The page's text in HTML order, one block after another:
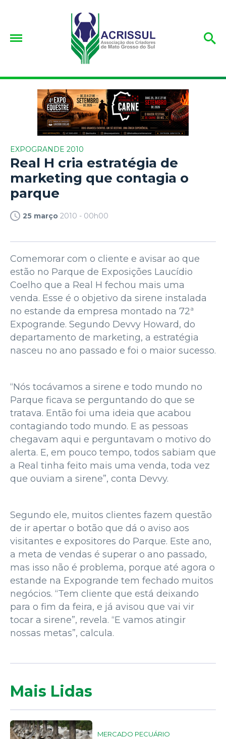
EXPOGRANDE 2010
Real H cria estratégia de
marketing que contagia o
parque
25 março 2010 - 00h00
Comemorar com o cliente e avisar ao que
estão no Parque de Exposições Laucídio
Coelho que a Real H fechou mais uma
venda. Esse é o objetivo da sirene instalada
no estande da empresa montado na 72ª
Expogrande. Segundo Devvy Howard, do
departamento de marketing, a estratégia
nasceu no ano passado e foi o maior sucesso.
“Nós tocávamos a sirene e todo mundo no
Parque ficava se perguntando do que se
tratava. Então foi uma ideia que acabou
contagiando todo mundo. E as pessoas
chegavam aqui e perguntavam o motivo do
alerta. E, em pouco tempo, todos sabiam que
a Real tinha feito mais uma venda, toda vez
que ouviam a sirene”, conta Devvy.
Segundo ele, muitos clientes fazem questão
de ir apertar o botão que dá o aviso aos
visitantes e expositores do Parque. Este ano,
a meta de vendas é superar o ano passado,
mas isso não é problema, porque até agora o
estande na Expogrande tem fechado muitos
negócios. “Tem cliente que está deixando
para o fim da feira, e já avisou que vai vir
tocar a sirene”, revela. “E vamos atingir
nossas metas”, calcula.
Mais Lidas
MERCADO PECUÁRIO